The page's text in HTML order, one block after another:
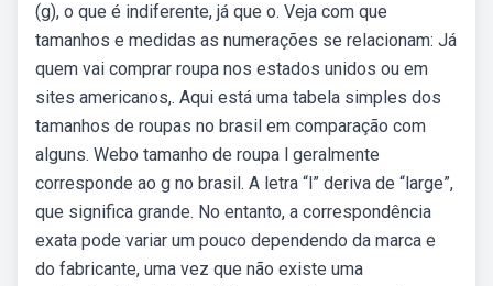
(g), o que é indiferente, já que o. Veja com que
tamanhos e medidas as numerações se relacionam: Já
quem vai comprar roupa nos estados unidos ou em
sites americanos,. Aqui está uma tabela simples dos
tamanhos de roupas no brasil em comparação com
alguns. Webo tamanho de roupa l geralmente
corresponde ao g no brasil. A letra “l” deriva de “large”,
que significa grande. No entanto, a correspondência
exata pode variar um pouco dependendo da marca e
do fabricante, uma vez que não existe uma